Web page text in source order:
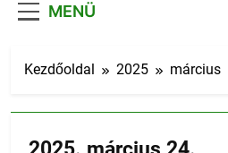
MENÜ
Kezdőoldal 2025 március